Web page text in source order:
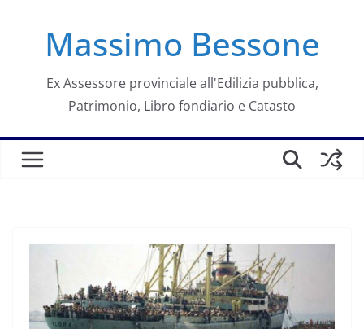
contenutoMassimo Bessone
Ex Assessore provinciale all'Edilizia pubblica,
Patrimonio, Libro fondiario e Catasto